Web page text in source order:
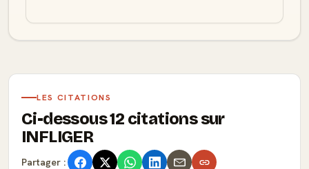
LES CITATIONS
Ci-dessous 12 citations sur
INFLIGER
Partager :